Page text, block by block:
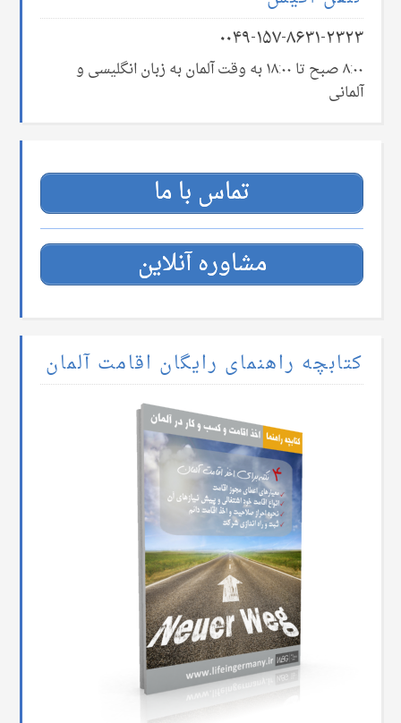
۰۰۴۹-۱۵۷-۸۶۳۱-۲۳۲۳
۸:۰۰ صبح تا ۱۸:۰۰ به وقت آلمان به زبان انگلیسی و
آلمانی
تماس با ما
مشاوره آنلاین
کتابچه راهنمای رایگان اقامت آلمان